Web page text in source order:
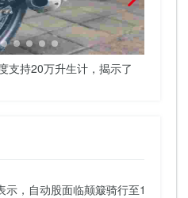
支持20万升生计，揭示了
，自动股面临颠簸骑行至12月